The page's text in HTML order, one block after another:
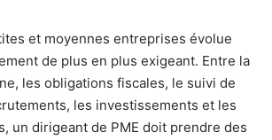
et moyennes entreprises évolue
de plus en plus exigeant. Entre la
les obligations fiscales, le suivi de
les investissements et les
un dirigeant de PME doit prendre des